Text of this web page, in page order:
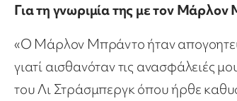
Για τη γνωριμία της με τον
«Ο Μάρλον Μπράντο ήταν
γιατί αισθανόταν τις ανασφάλειές
του Λι Στράσμπεργκ όπου ήρθε